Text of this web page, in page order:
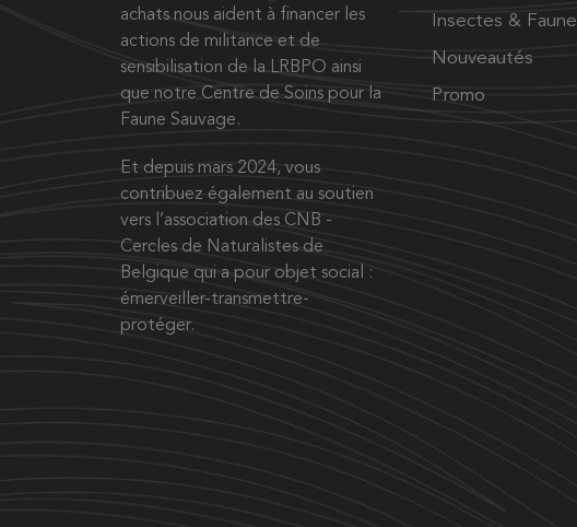
achats nous aident à financer les
actions de militance et de
sensibilisation de la LRBPO ainsi
que notre Centre de Soins pour la
Faune Sauvage.
Et depuis mars 2024, vous
contribuez également au soutien
vers l’association des CNB -
Cercles de Naturalistes de
Belgique qui a pour objet social :
émerveiller-transmettre-
protéger.
Insectes & Faune
Nouveautés
Promo